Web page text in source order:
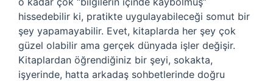
hissedebilir ki, pratikte uygulayabileceği somut bir
şey yapamayabilir. Evet, kitaplarda her şey çok
güzel olabilir ama gerçek dünyada işler değişir.
Kitaplardan öğrendiğiniz bir şeyi, sokakta,
işyerinde, hatta arkadaş sohbetlerinde doğru